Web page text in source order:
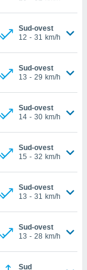
Sud-ovest
12 - 31 km/h
Sud-ovest
13 - 29 km/h
Sud-ovest
14 - 30 km/h
Sud-ovest
15 - 32 km/h
Sud-ovest
13 - 31 km/h
Sud-ovest
13 - 28 km/h
Sud